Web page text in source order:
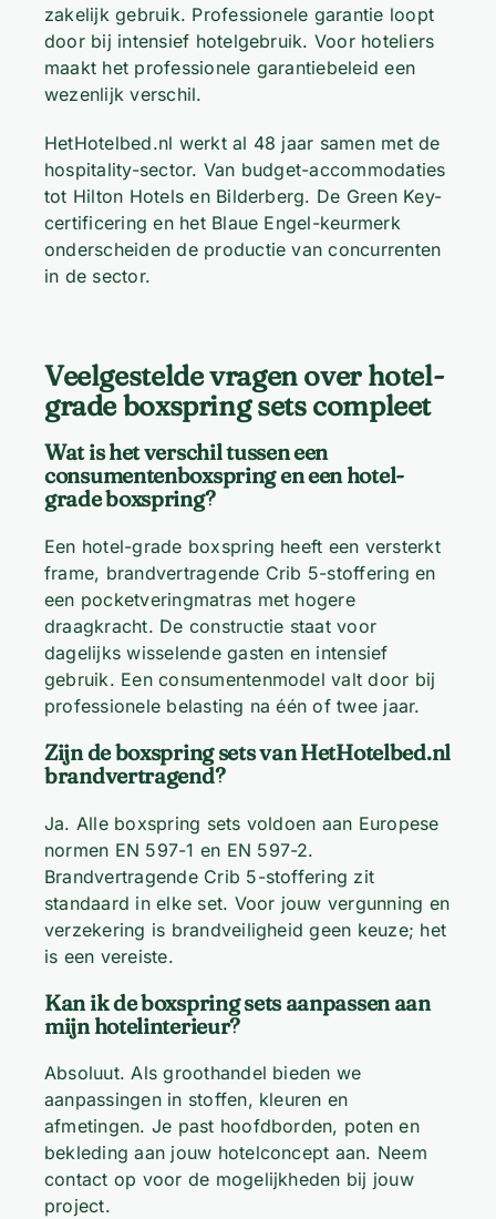
zakelijk gebruik. Professionele garantie loopt
door bij intensief hotelgebruik. Voor hoteliers
maakt het professionele garantiebeleid een
wezenlijk verschil.
HetHotelbed.nl werkt al 48 jaar samen met de
hospitality-sector. Van budget-accommodaties
tot Hilton Hotels en Bilderberg. De Green Key-
certificering en het Blaue Engel-keurmerk
onderscheiden de productie van concurrenten
in de sector.
Veelgestelde vragen over hotel-
grade boxspring sets compleet
Wat is het verschil tussen een
consumentenboxspring en een hotel-
grade boxspring?
Een hotel-grade boxspring heeft een versterkt
frame, brandvertragende Crib 5-stoffering en
een pocketveringmatras met hogere
draagkracht. De constructie staat voor
dagelijks wisselende gasten en intensief
gebruik. Een consumentenmodel valt door bij
professionele belasting na één of twee jaar.
Zijn de boxspring sets van HetHotelbed.nl
brandvertragend?
Ja. Alle boxspring sets voldoen aan Europese
normen EN 597-1 en EN 597-2.
Brandvertragende Crib 5-stoffering zit
standaard in elke set. Voor jouw vergunning en
verzekering is brandveiligheid geen keuze; het
is een vereiste.
Kan ik de boxspring sets aanpassen aan
mijn hotelinterieur?
Absoluut. Als groothandel bieden we
aanpassingen in stoffen, kleuren en
afmetingen. Je past hoofdborden, poten en
bekleding aan jouw hotelconcept aan. Neem
contact op voor de mogelijkheden bij jouw
project.